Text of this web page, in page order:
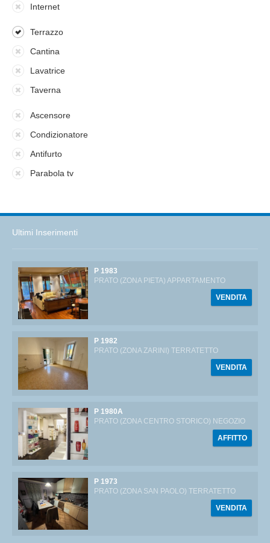
Internet
Terrazzo
Cantina
Lavatrice
Taverna
Ascensore
Condizionatore
Antifurto
Parabola tv
Ultimi Inserimenti
P 1983
PRATO (ZONA PIETA) APPARTAMENTO
VENDITA
P 1982
PRATO (ZONA ZARINI) TERRATETTO
VENDITA
P 1980A
PRATO (ZONA CENTRO STORICO) NEGOZIO
AFFITTO
P 1973
PRATO (ZONA SAN PAOLO) TERRATETTO
VENDITA